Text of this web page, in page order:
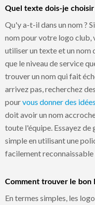
Quel texte dois-je
Qu'y a-t-il dans un nom ?
nom pour votre logo club,
utiliser un texte et un
que le niveau de service
trouver un nom qui fait
arrivez pas, recherchez
pourvous donner des idées
doit avoir un nom
toute l'équipe. Essayez
simple en utilisant une
facilement
Comment trouver le bon
En termes simples, les